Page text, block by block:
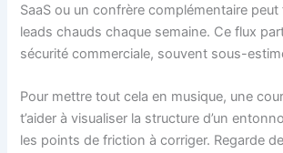
SaaS ou un confrère complémentaire peut
leads chauds chaque semaine. Ce flux
sécurité commerciale, souvent sous-
Pour mettre tout cela en musique, une
t’aider à visualiser la structure d’un
les points de friction à corriger. Regarde